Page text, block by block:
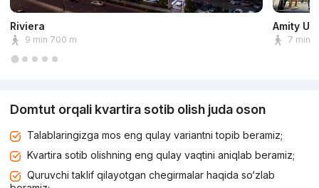
Riviera
9 min 700 m
Amity
7 min
Domtut orqali kvartira sotib olish juda oson
Talablaringizga mos eng qulay variantni topib beramiz;
Kvartira sotib olishning eng qulay vaqtini aniqlab beramiz;
Quruvchi taklif qilayotgan chegirmalar haqida so‘zlab